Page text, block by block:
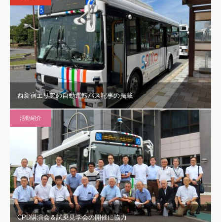
西新宿エリアの自動運転バス記事の掲載
活動紹介
CPD講演会＆試乗見学会の開催に協力